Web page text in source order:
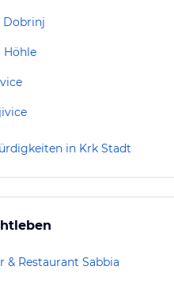
Dobrinj
Höhle
in Krk Stadt
& Restaurant Sabbia